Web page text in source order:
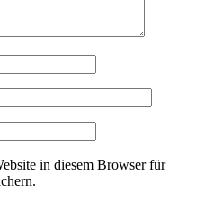
in diesem Browser für